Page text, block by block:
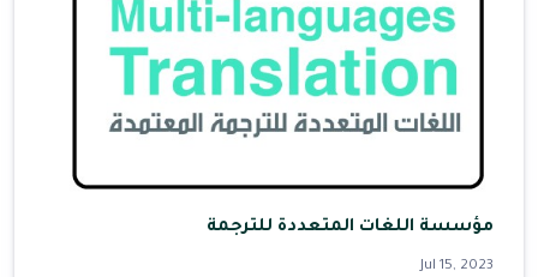
مؤسسة اللغات المتعددة للترجمة
Jul 15, 2023